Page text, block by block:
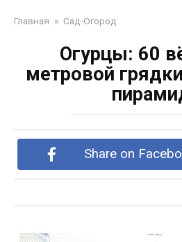
Главная » Сад-Огород
Огурцы: 60
метровой
Share on